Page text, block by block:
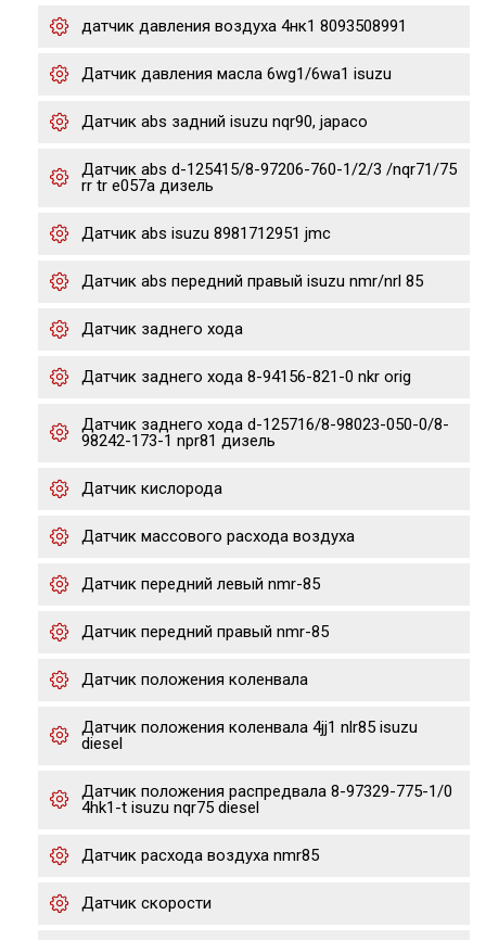
датчик давления воздуха 4нк1 8093508991
Датчик давления масла 6wg1/6wa1 isuzu
Датчик abs задний isuzu nqr90, japaco
Датчик abs d-125415/8-97206-760-1/2/3 /nqr71/75
rr tr e057a дизель
Датчик abs isuzu 8981712951 jmc
Датчик abs передний правый isuzu nmr/nrl 85
Датчик заднего хода
Датчик заднего хода 8-94156-821-0 nkr orig
Датчик заднего хода d-125716/8-98023-050-0/8-
98242-173-1 npr81 дизель
Датчик кислорода
Датчик массового расхода воздуха
Датчик передний левый nmr-85
Датчик передний правый nmr-85
Датчик положения коленвала
Датчик положения коленвала 4jj1 nlr85 isuzu
diesel
Датчик положения распредвала 8-97329-775-1/0
4hk1-t isuzu nqr75 diesel
Датчик расхода воздуха nmr85
Датчик скорости